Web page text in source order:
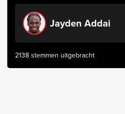
Jayden Addai
2138 stemmen uitgebracht